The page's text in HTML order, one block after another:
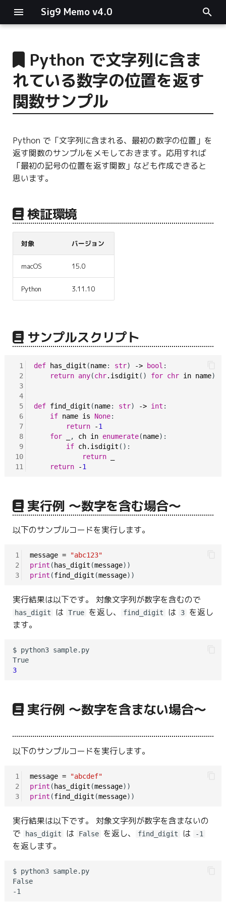
Sig9 Memo v4.0
main関数
リスト関連
ログ関連
条件分岐
Python で文字列に含ま
れている数字の位置を返す
関数サンプル
Python で「文字列に含まれる、最初の数字の位置」を
返す関数のサンプルをメモしておきます。応用すれば
「最初の記号の位置を返す関数」なども作成できると
思います。
検証環境
対象 バージョン
macOS 15.0
Python 3.11.10
サンプルスクリプト
1
2
3
4
5
6
7
8
9
10
11
def has_digit (name: str) -> bool :
return any(chr.isdigit () for chr in name)
def find_digit (name: str) -> int :
if name is None:
return
-1
for
, ch in enumerate(name):
if ch.isdigit ():
return
return
-1
実行例 〜数字を含む場合〜
以下のサンプルコードを実行します。
1
2
3
message =
"abc123"
print ( has_digit (message
print (find_digit (message
実行結果は以下です。 対象文字列が数字を含むので
has_digit は True を返し、 find_digit は 3
を返し
ます。
$ python3 sample.py
True
3
実行例 〜数字を含まない場合〜
以下のサンプルコードを実行します。
1
2
3
message =
"abcdef"
print ( has_digit (message
print (find_digit (message
実行結果は以下です。 対象文字列が数字を含まないの
で
has_digit は False を返し、 find_digit は -1
を返します。
$ python3 sample.py
False